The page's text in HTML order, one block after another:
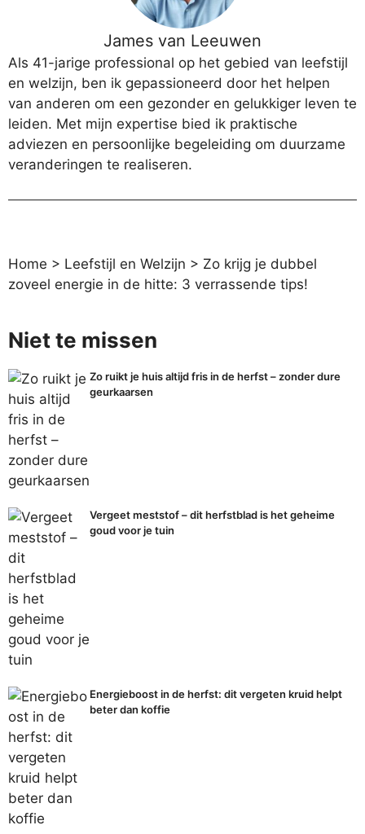
James van Leeuwen
Als 41-jarige professional op het gebied van leefstijl
en welzijn, ben ik gepassioneerd door het helpen
van anderen om een gezonder en gelukkiger leven te
leiden. Met mijn expertise bied ik praktische
adviezen en persoonlijke begeleiding om duurzame
veranderingen te realiseren.
Home > Leefstijl en Welzijn > Zo krijg je dubbel
zoveel energie in de hitte: 3 verrassende tips!
Niet te missen
Zo ruikt je huis altijd fris in de herfst – zonder dure
geurkaarsen
Vergeet meststof – dit herfstblad is het geheime
goud voor je tuin
Energieboost in de herfst: dit vergeten kruid helpt
beter dan koffie